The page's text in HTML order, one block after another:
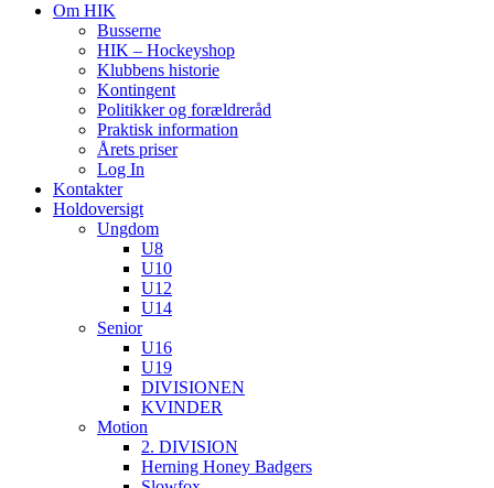
Om HIK
Busserne
HIK – Hockeyshop
Klubbens historie
Kontingent
Politikker og forældreråd
Praktisk information
Årets priser
Log In
Kontakter
Holdoversigt
Ungdom
U8
U10
U12
U14
Senior
U16
U19
DIVISIONEN
KVINDER
Motion
2. DIVISION
Herning Honey Badgers